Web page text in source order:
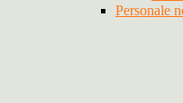
Personale